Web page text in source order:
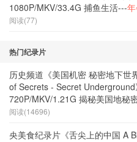
1080P/MKV/33.4G 捕鱼生活---
阅读(77)
热门纪录片
历史频道《美国机密 秘密地下世
of Secrets - Secret
720P/MKV/1.21G 揭秘美国地秘
阅读(14696)
央美食纪录片《舌尖上的中国 A